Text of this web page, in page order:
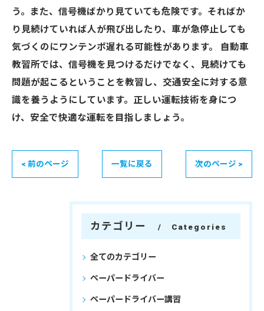
う。また、信号機ばかり見ていても危険です。そればか
り見続けていれば人が飛び出したり、車が急停止しても
気づくのにワンテンポ遅れる可能性があります。 自動車
教習所では、信号機を見つけるだけでなく、見続けても
問題が起こるということを教習し、交通安全に対する意
識を養うようにしています。正しい運転技術を身につ
け、安全で快適な運転を目指しましょう。
< 前のページ 一覧に戻る 次のページ >
カテゴリー Categories
全てのカテゴリー
ペーパードライバー
ペーパードライバー講習